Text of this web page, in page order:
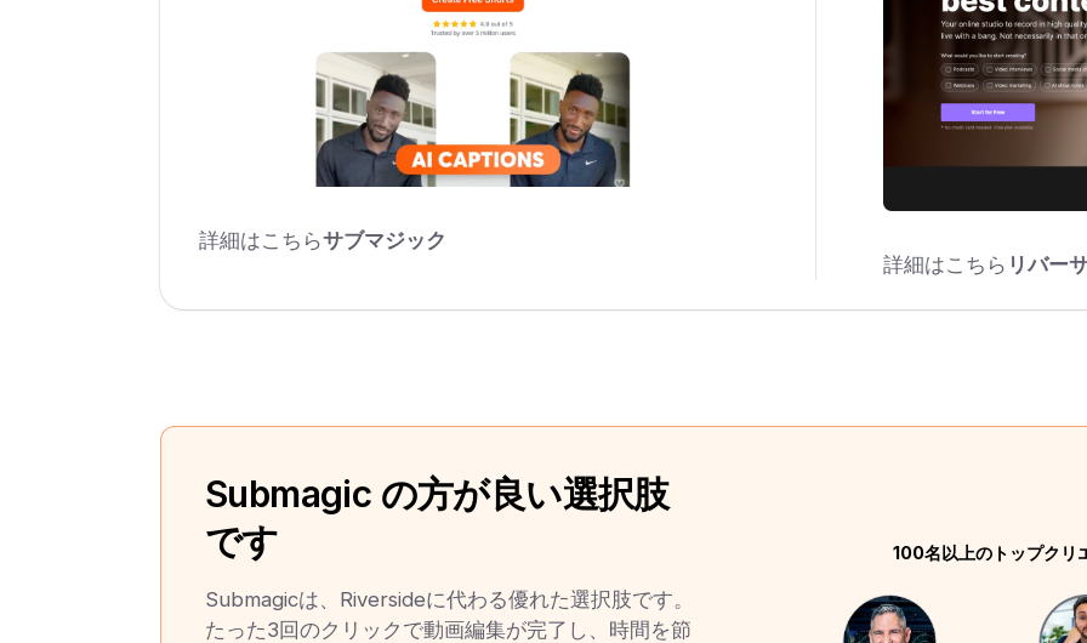
詳細はこちらサブマジック
詳細はこちら リバー
Submagic の方が良い選択肢
です
Submagicは、Riversideに代わる優れた選択肢です。
たった3回のクリックで動画編集が完了し、時間を節
100名以上のトップクリ